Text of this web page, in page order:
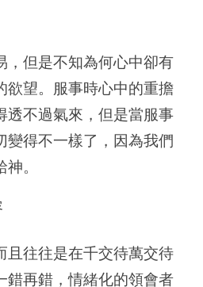
，但是不知為何心中卻有
欲望。服事時心中的重擔
透不過氣來，但是當服事
變得不一樣了，因為我們
。
且往往是在千交待萬交待
錯再錯，情緒化的領會者